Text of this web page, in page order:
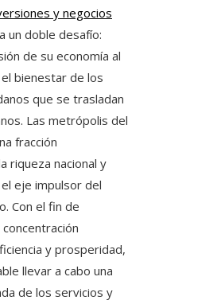
y negocios
un doble desafío:
de su economía al
bienestar de los
que se trasladan
Las metrópolis del
fracción
riqueza nacional y
eje impulsor del
Con el fin de
y prosperidad,
llevar a cabo una
de los servicios y